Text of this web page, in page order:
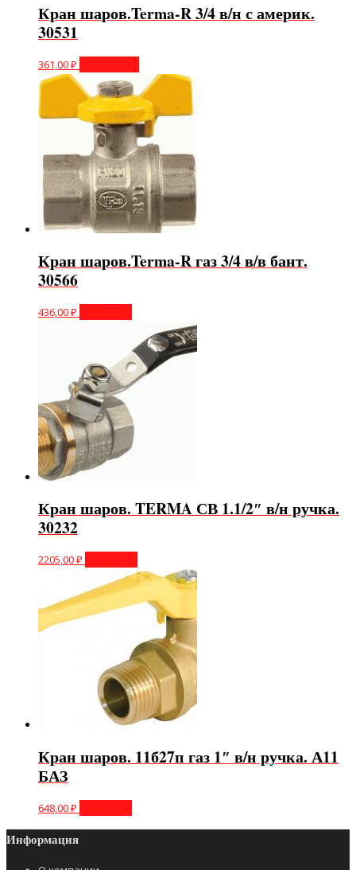
Кран шаров.Terma-R 3/4 в/н с америк.
30531
361,00₽
Кран шаров.Terma-R газ 3/4 в/в бант.
30566
436,00₽
Кран шаров. TERMA СВ 1.1/2″ в/н ручка.
30232
2205,00₽
Кран шаров. 11б27п газ 1″ в/н ручка. А11
БАЗ
648,00₽
Информация